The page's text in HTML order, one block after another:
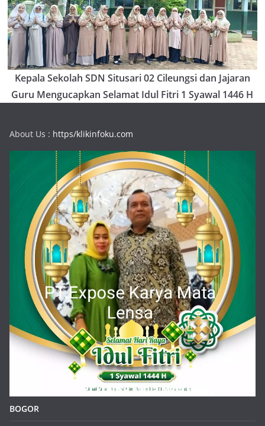
Kepala Sekolah SDN Situsari 02 Cileungsi dan Jajaran
Guru Mengucapkan Selamat Idul Fitri 1 Syawal 1446 H
About Us : https/klikinfoku.com
BOGOR